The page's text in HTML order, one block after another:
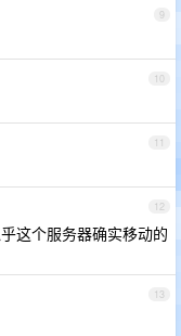
9
10
11
12
这个服务器确实移动的
13